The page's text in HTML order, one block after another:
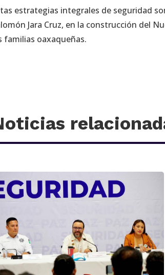
estrategias integrales de seguridad
Jara Cruz, en la construcción del
familias oaxaqueñas.